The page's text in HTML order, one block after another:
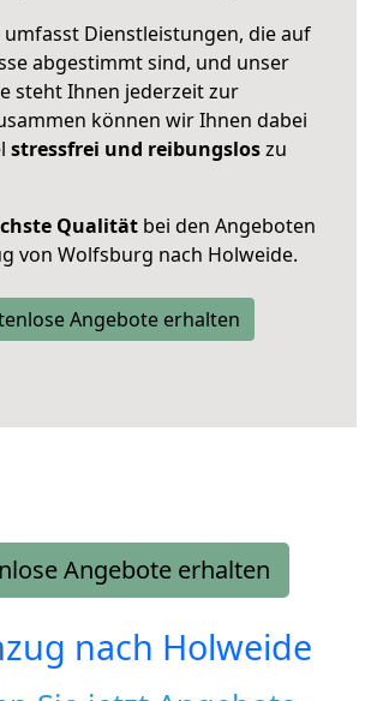
umfasst Dienstleistungen, die auf
abgestimmt sind, und unser
steht Ihnen jederzeit zur
können wir Ihnen dabei
stressfrei und reibungsloszu
Qualität bei den Angeboten
von Wolfsburg nach Holweide.
Angebote erhalten
Angebote erhalten
nach Holweide